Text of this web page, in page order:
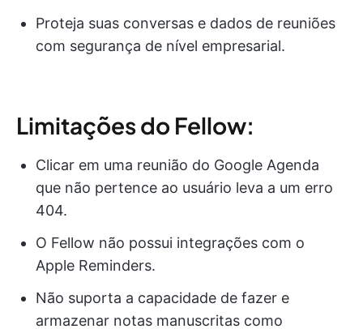
Proteja suas conversas e dados de reuniões
com segurança de nível empresarial.
Limitações do Fellow:
Clicar em uma reunião do Google Agenda
que não pertence ao usuário leva a um erro
404.
O Fellow não possui integrações com o
Apple Reminders.
Não suporta a capacidade de fazer e
armazenar notas manuscritas como